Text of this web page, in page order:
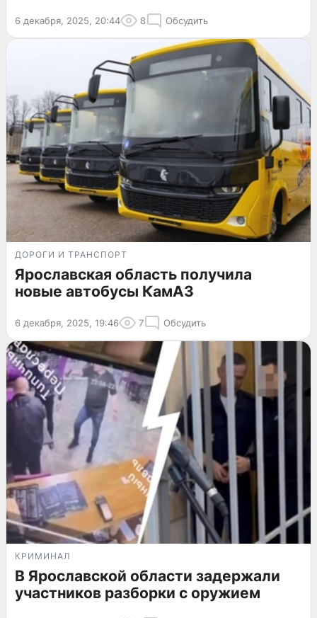
6 декабря, 2025, 20:44 8 Обсудить
ДОРОГИ И ТРАНСПОРТ
Ярославская область получила
новые автобусы КамАЗ
6 декабря, 2025, 19:46 7 Обсудить
КРИМИНАЛ
В Ярославской области задержали
участников разборки с оружием